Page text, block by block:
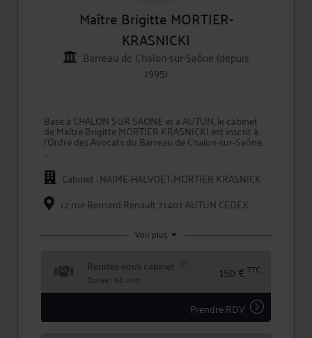
Maître Brigitte MORTIER-
KRASNICKI
Barreau de Chalon-sur-Saône (depuis
1995)
Basé à CHALON SUR SAONE et à AUTUN, le cabinet
de Maître Brigitte MORTIER KRASNICKI est inscrit à
l'Ordre des Avocats du Barreau de Chalon-sur-Saône.
Le champ d'exercice de Maître MORTIER KRASNICKI
s'étend des prestations de conseil, comme les
consultations juridiques, aux mandats de
représentation lors d'une procédure, en passant par
la prise en charge des démarches et formalités
afférentes à chaque dossier.
Maître MORTIER KRASNICKI met ses compétences
garantissant expertise juridique, rigueur et
confidentialité dans le traitement de leur dossier.
Cabinet : NAIME-HALVOET-MORTIER KRASNICK
12 rue Bernard Renault 71401 AUTUN CEDEX
Voir plus
Rendez-vous cabinet
Durée : 60 min 150 € TTC
Prendre RDV